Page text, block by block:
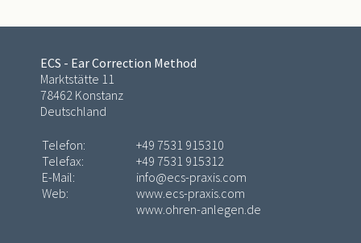
ECS - Ear Correction Method
Marktstätte 11
78462 Konstanz
Deutschland
Telefon:
+49 7531 915310
Telefax:
+49 7531 915312
E-Mail:
info@ecs-praxis.com
Web:
www.ecs-praxis.com
www.ohren-anlegen.de